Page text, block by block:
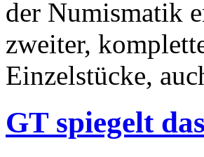
der Numismatik
zweiter,
Einzelstücke,
GT spiegelt